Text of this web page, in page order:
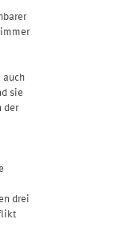
auch
sie
der
drei